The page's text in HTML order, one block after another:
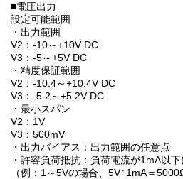
■電圧出力
設定可能範囲
・出力範囲
V2：-10～+10V DC
V3：-5～+5V DC
・精度保証範囲
V2：-10.4～+10.4V DC
V3：-5.2～+5.2V DC
・最小スパン
V2：1V
V3：500mV
・出力バイアス：出力範囲の任意点
・許容負荷抵抗：負荷電流が1mA以
（例：1～5Vの場合、5V÷1mA＝